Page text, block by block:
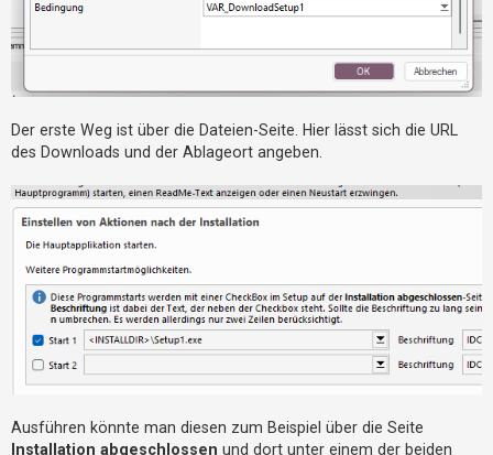
e
e
T
h
m
e
n
v
Der erste Weg ist über die Dateien-Seite. Hier lässt sich die URL
des Downloads und der Ablageort angeben.
Ausführen könnte man diesen zum Beispiel über die Seite
Installation abgeschlossen und dort unter einem der beiden